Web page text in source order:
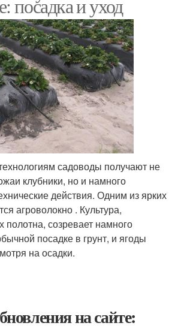
посадка и уход
садоводы получают не
клубники, но и намного
действия. Одним из ярких
агроволокно . Культура,
полотна, созревает намного
посадке в грунт, и ягоды
на осадки.
на сайте: